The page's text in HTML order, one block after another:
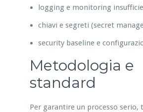
logging e monitoring
chiavi e segreti (secret
security baseline e
Metodologia e
standard
Per garantire un processo serio,